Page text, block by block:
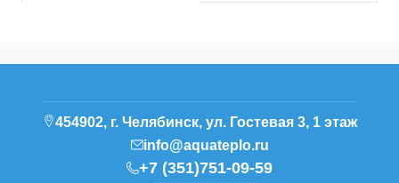
454902, г. Челябинск, ул. Гостевая 3, 1 этаж
info@aquateplo.ru
+7 (351)751-09-59